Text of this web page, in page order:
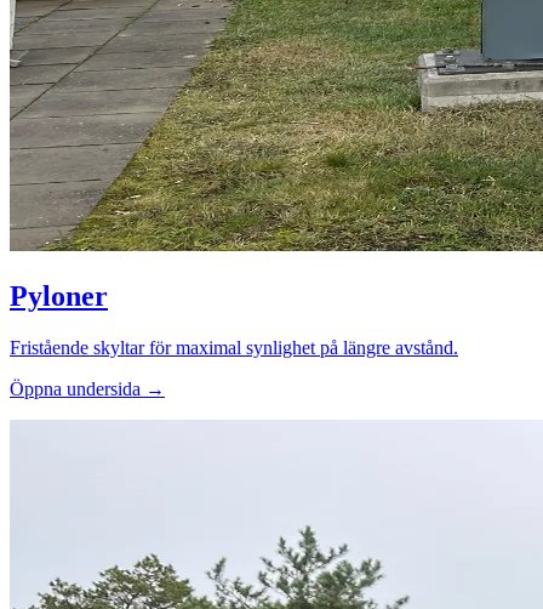
Pyloner
Fristående skyltar för maximal synlighet på längre avstånd.
Öppna undersida →